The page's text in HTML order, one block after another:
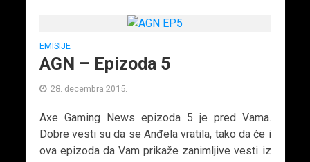
EMISIJE
AGN – Epizoda 5
28. decembra 2015.
Axe Gaming News epizoda 5 je pred Vama.
Dobre vesti su da se Anđela vratila, tako da će i
ova epizoda da Vam prikaže zanimljive vesti iz